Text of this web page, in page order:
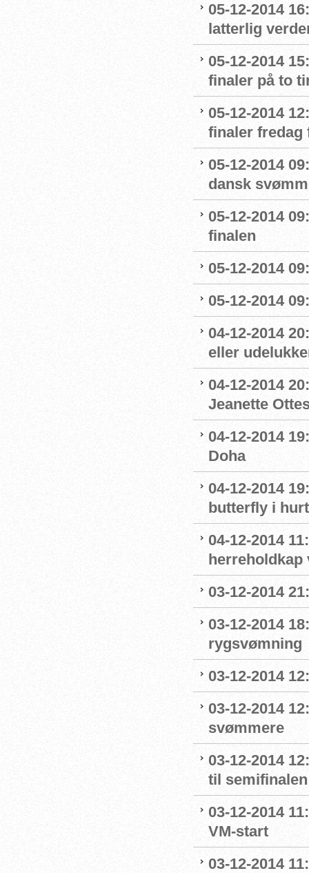
05-12-2014
latterlig
05-12-2014
finaler på to
05-12-2014
finaler fredag
05-12-2014
dansk
05-12-2014
finalen
05-12-2014
05-12-2014
04-12-2014
eller
04-12-2014
Jeanette
04-12-2014
Doha
04-12-2014
butterfly i
04-12-2014
herreholdkap
03-12-2014
03-12-2014
rygsvømning
03-12-2014
03-12-2014
svømmere
03-12-2014
til semifinalen
03-12-2014
VM-start
03-12-2014